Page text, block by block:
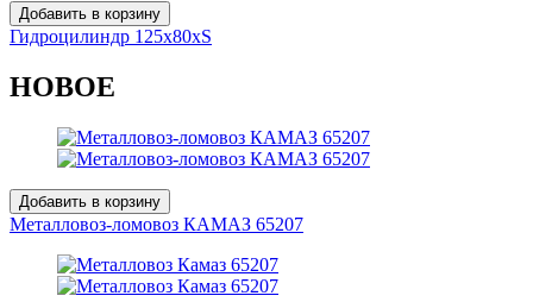
Добавить в корзину
Гидроцилиндр 125х80хS
НОВОЕ
Добавить в корзину
Металловоз-ломовоз КАМАЗ 65207